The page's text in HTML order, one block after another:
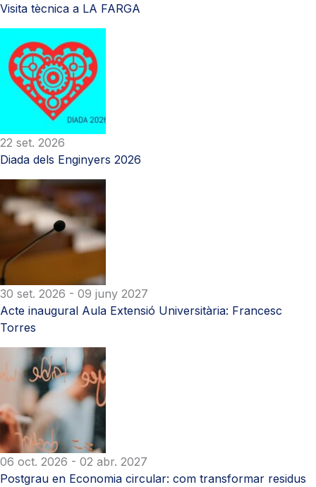
Visita tècnica a LA FARGA
22 set. 2026
Diada dels Enginyers 2026
30 set. 2026 - 09 juny 2027
Acte inaugural Aula Extensió Universitària: Francesc
Torres
06 oct. 2026 - 02 abr. 2027
Postgrau en Economia circular: com transformar residus